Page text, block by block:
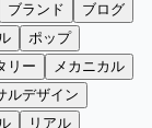
ブランド
ブログ
ポップ
リー
メカニカル
ルデザイン
リアル